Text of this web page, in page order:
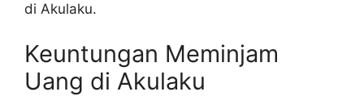
di Akulaku.
Keuntungan Meminjam
Uang di Akulaku